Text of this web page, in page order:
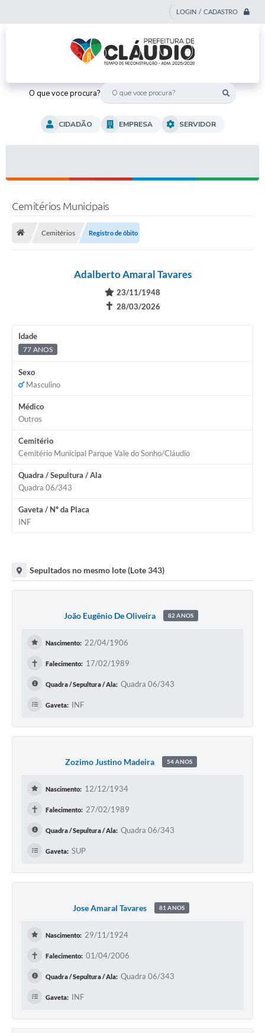
LOGIN / CADASTRO
O que voce procura?
CIDADÃO EMPRESA SERVIDOR
Cemitérios Municipais
Cemitérios Registro de óbito
Adalberto Amaral Tavares
23/11/1948
✝ 28/03/2026
Idade
77 ANOS
Sexo
Masculino
Médico
Outros
Cemitério
Cemitério Municipal Parque Vale do Sonho/Cláudio
Quadra / Sepultura / Ala
Quadra 06/343
Gaveta / Nº da Placa
INF
Sepultados no mesmo lote (Lote 343)
João Eugênio De Oliveira 82 ANOS
Nascimento: 22/04/1906
✝ Falecimento: 17/02/1989
Quadra / Sepultura / Ala: Quadra 06/343
Gaveta: INF
Zozimo Justino Madeira 54 ANOS
Nascimento: 12/12/1934
✝ Falecimento: 27/02/1989
Quadra / Sepultura / Ala: Quadra 06/343
Gaveta: SUP
Jose Amaral Tavares 81 ANOS
Nascimento: 29/11/1924
✝ Falecimento: 01/04/2006
Quadra / Sepultura / Ala: Quadra 06/343
Gaveta: INF